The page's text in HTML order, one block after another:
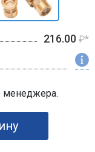
216.00 ₽*
менеджера.